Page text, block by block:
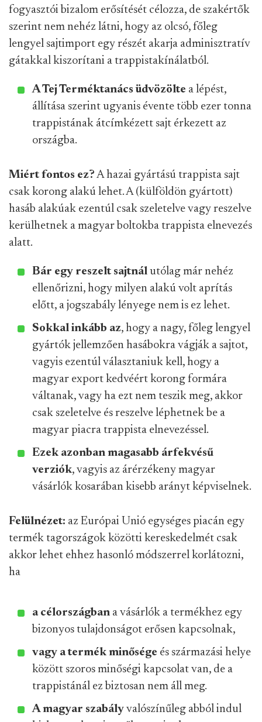
fogyasztói bizalom erősítését célozza, de szakértők
szerint nem nehéz látni, hogy az olcsó, főleg
lengyel sajtimport egy részét akarja adminisztratív
gátakkal kiszorítani a trappistakínálatból.
A Tej Terméktanács üdvözölte a lépést,
állítása szerint ugyanis évente több ezer tonna
trappistának átcímkézett sajt érkezett az
országba.
Miért fontos ez? A hazai gyártású trappista sajt
csak korong alakú lehet. A (külföldön gyártott)
hasáb alakúak ezentúl csak szeletelve vagy reszelve
kerülhetnek a magyar boltokba trappista elnevezés
alatt.
Bár egy reszelt sajtnál utólag már nehéz
ellenőrizni, hogy milyen alakú volt aprítás
előtt, a jogszabály lényege nem is ez lehet.
Sokkal inkább az, hogy a nagy, főleg lengyel
gyártók jellemzően hasábokra vágják a sajtot,
vagyis ezentúl választaniuk kell, hogy a
magyar export kedvéért korong formára
váltanak, vagy ha ezt nem teszik meg, akkor
csak szeletelve és reszelve léphetnek be a
magyar piacra trappista elnevezéssel.
Ezek azonban magasabb árfekvésű
verziók, vagyis az árérzékeny magyar
vásárlók kosarában kisebb arányt képviselnek.
Felülnézet: az Európai Unió egységes piacán egy
termék tagországok közötti kereskedelmét csak
akkor lehet ehhez hasonló módszerrel korlátozni,
ha
a célországban a vásárlók a termékhez egy
bizonyos tulajdonságot erősen kapcsolnak,
vagy a termék minősége és származási helye
között szoros minőségi kapcsolat van, de a
trappistánál ez biztosan nem áll meg.
A magyar szabály valószínűleg abból indul